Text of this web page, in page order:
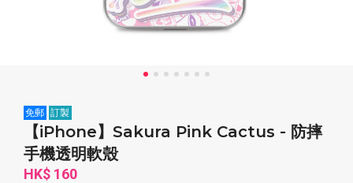
免郵 訂製
【iPhone】Sakura Pink Cactus - 防摔
手機透明軟殼
HK$ 160